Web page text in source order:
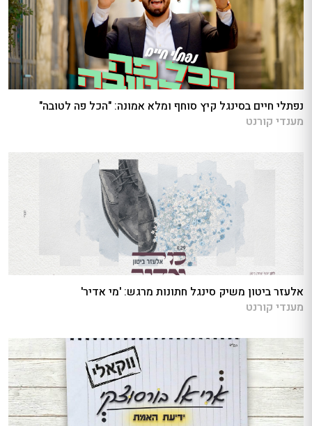
נפתלי חיים בסינגל קיץ סוחף ומלא אמונה: "הכל פה לטובה"
מענדי קורנט
אלעזר ביטון משיק סינגל חתונות מרגש: 'מי אדיר'
מענדי קורנט